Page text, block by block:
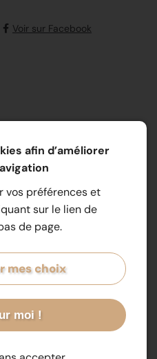
Voir sur Facebook
Voir sur Facebook
est lancée ! ☀️
vos extérieurs en
des soirées entre
afin d’améliorer
vos préférences et
sur le lien de
de page.
mes choix
moi !